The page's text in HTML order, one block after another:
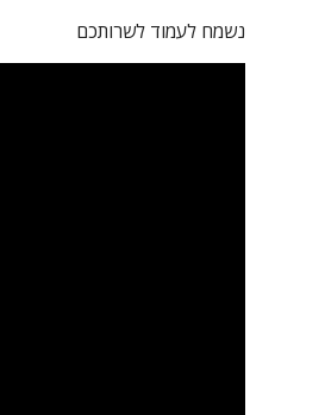
נשמח לעמוד לשרותכם